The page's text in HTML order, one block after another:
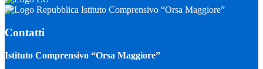
Istituto Comprensivo “Orsa Maggiore”
Contatti
Istituto Comprensivo “Orsa Maggiore”